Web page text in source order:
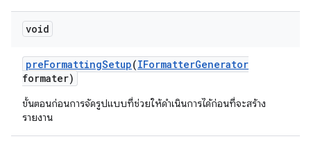
void
preFormattingSetup(IFormatterGenerator
formater)
ขั้นตอนก่อนการจัดรูปแบบที่ช่วยให้ดำเนินการได้ก่อนที่จะสร้าง
รายงาน